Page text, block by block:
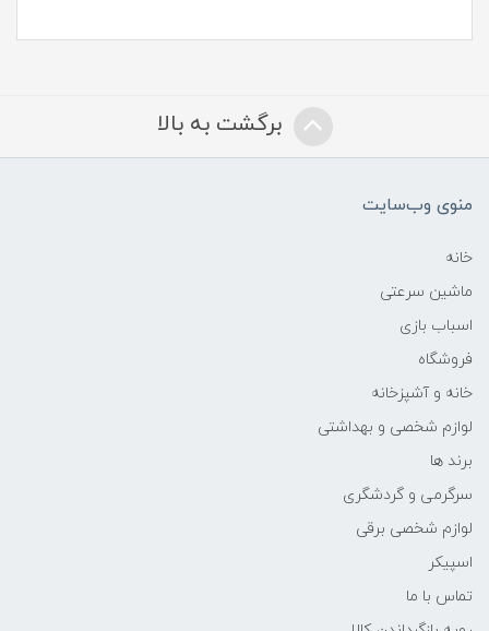
برگشت به بالا
منوی وب‌سایت
خانه
ماشین سرعتی
اسباب بازی
فروشگاه
خانه و آشپزخانه
لوازم شخصی و بهداشتی
برند ها
سرگرمی و گردشگری
لوازم شخصی برقی
اسپیکر
تماس با ما